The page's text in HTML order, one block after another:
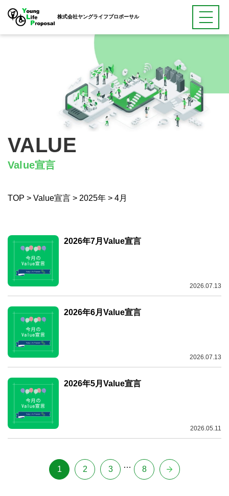
株式会社ヤングライフプロポーサル
VALUE
Value宣言
TOP > Value宣言 > 2025年 > 4月
2026年7月Value宣言
2026.07.13
2026年6月Value宣言
2026.07.13
2026年5月Value宣言
2026.05.11
投
1 2 3 … 8